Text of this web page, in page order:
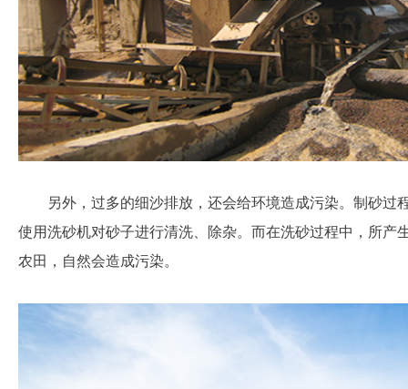
另外，过多的细沙排放，还会给环境造成污染。制砂过
使用洗砂机对砂子进行清洗、除杂。而在洗砂过程中，所产
农田，自然会造成污染。